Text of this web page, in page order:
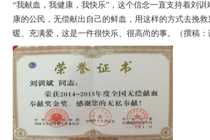
“我献血，我健康，我快乐”，这个信念一直支持着刘
康的公民，无偿献出自己的鲜血，用这样的方式去挽
暖、充满爱，这是一件很快乐、很高尚的事。（撰稿：